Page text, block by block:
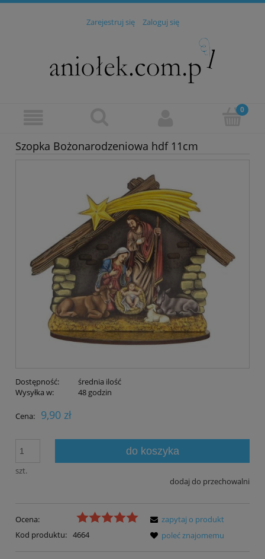
Zarejestruj się Zaloguj się
Szopka Bożonarodzeniowa hdf 11cm
Dostępność:
średnia ilość
Wysyłka w:
48 godzin
Cena: 9,90 zł
szt.
do koszyka
dodaj do przechowalni
Ocena:
Kod produktu: 4664
zapytaj o produkt
poleć znajomemu